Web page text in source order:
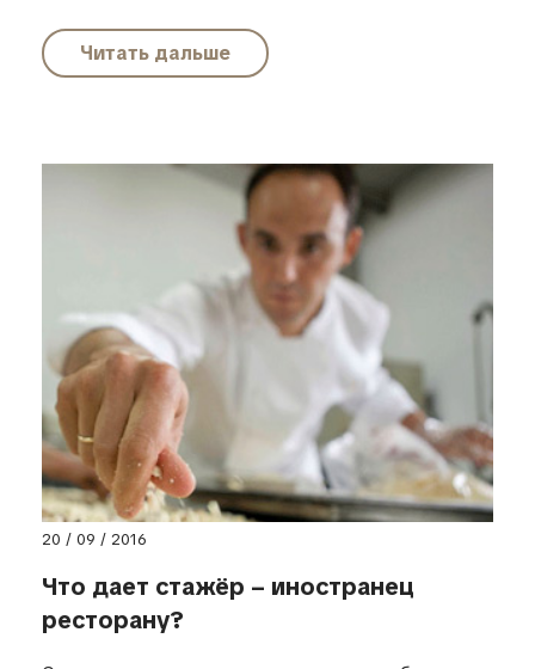
Читать дальше
20 / 09 / 2016
Что дает стажёр – иностранец
ресторану?